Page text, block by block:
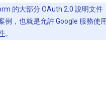
的大部分 OAuth 2.0 說明文
例，也就是允許 Google 服務
。